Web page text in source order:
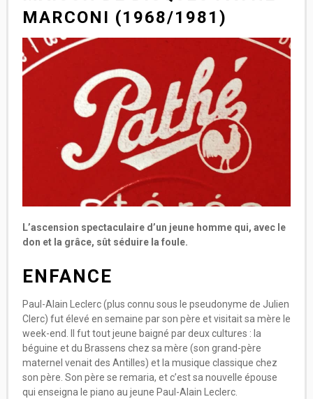
MARCONI (1968/1981)
L’ascension spectaculaire d’un jeune homme qui, avec le
don et la grâce, sût séduire la foule.
ENFANCE
Paul-Alain Leclerc (plus connu sous le pseudonyme de Julien
Clerc) fut élevé en semaine par son père et visitait sa mère le
week-end. Il fut tout jeune baigné par deux cultures : la
béguine et du Brassens chez sa mère (son grand-père
maternel venait des Antilles) et la musique classique chez
son père. Son père se remaria, et c’est sa nouvelle épouse
qui enseigna le piano au jeune Paul-Alain Leclerc.